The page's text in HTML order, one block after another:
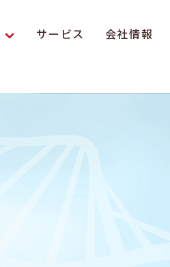
サービス 会社情報